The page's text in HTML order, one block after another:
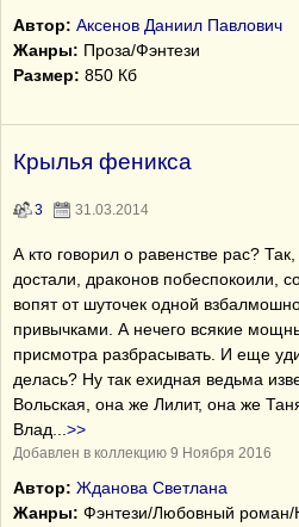
Автор: Аксенов Даниил Павлович
Жанры: Проза/Фэнтези
Размер: 850 Кб
Крылья феникса
3 31.03.2014
А кто говорил о равенстве рас?
достали, драконов побеспокоили,
вопят от шуточек одной
привычками. А нечего всякие
присмотра разбрасывать. И еще
делась? Ну так ехидная ведьма
Вольская, она же Лилит, она же
Влад
>>
Добавлен в коллекцию 9 Ноября 2016
Автор: Жданова Светлана
Жанры: Фэнтези/Любовный